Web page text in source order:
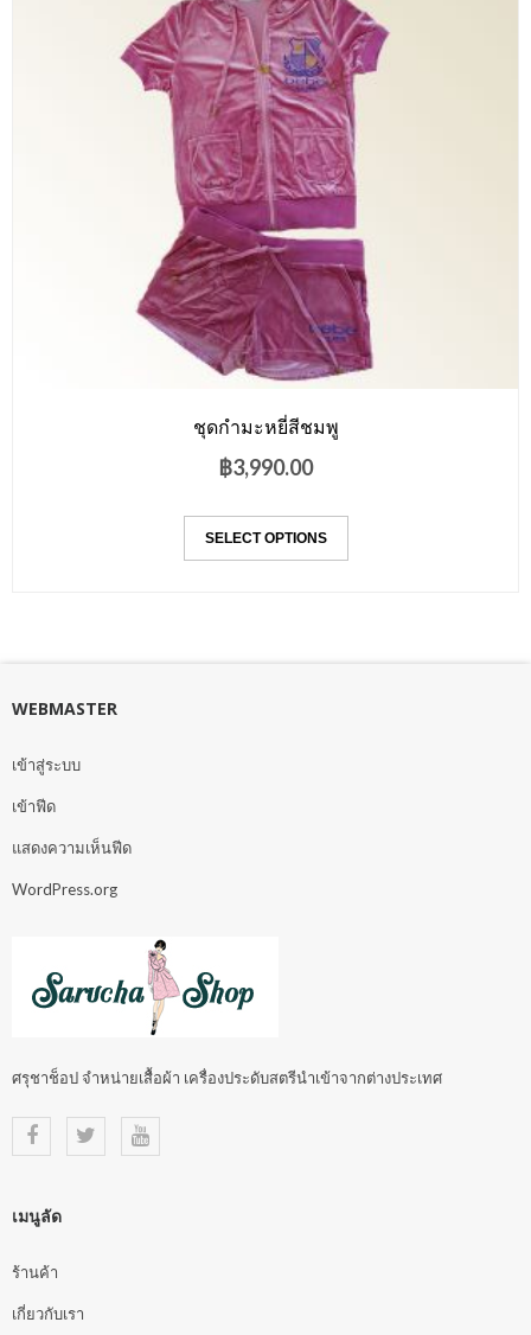
ชุดกำมะหยี่สีชมพู
฿3,990.00
SELECT OPTIONS
WEBMASTER
เข้าสู่ระบบ
เข้าฟีด
แสดงความเห็นฟีด
WordPress.org
ศรุชาช็อป จำหน่ายเสื้อผ้า เครื่องประดับสตรีนำเข้าจากต่างประเทศ
เมนูลัด
ร้านค้า
เกี่ยวกับเรา